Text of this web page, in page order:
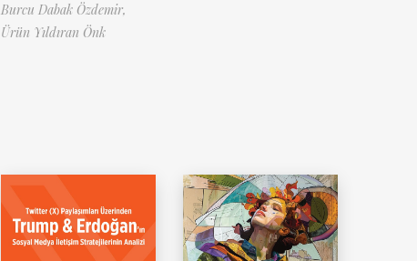
Burcu Dabak Özdemir,
Ürün Yıldıran Önk